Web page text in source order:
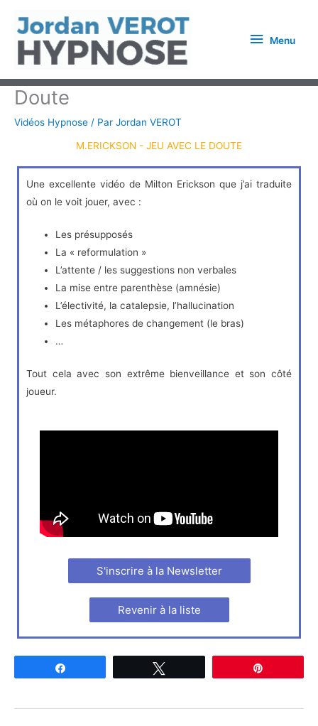
contenu
Menu
Doute
Vidéos Hypnose / Par Jordan VEROT
M.ERICKSON - JEU AVEC LE DOUTE
Une excellente vidéo de Milton Erickson que j’ai traduite
où on le voit jouer, avec :
Les présupposés
La « reformulation »
L’attente / les suggestions non verbales
La mise entre parenthèse (amnésie)
L’électivité, la catalepsie, l’hallucination
Les métaphores de changement (le bras)
…
Tout cela avec son extrême bienveillance et son côté
joueur.
S'inscrire à la Newsletter
Revenir à la liste